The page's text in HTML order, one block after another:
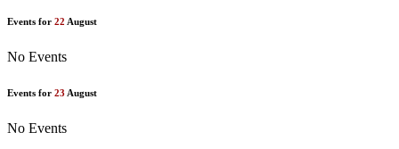
Events for 22 August
No Events
Events for 23 August
No Events